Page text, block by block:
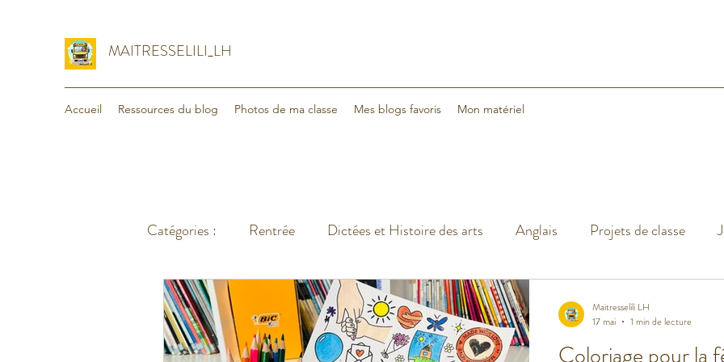
MAITRESSELILI_LH
Accueil Ressources du blog Photos de ma classe Mes blogs favoris Mon matériel
Catégories : Rentrée Dictées et Histoire des arts Anglais Projets de classe
Organisation Voyage - vacances Classe dehors
Coloriage pour la
Maitresselili LH
17 mai
1 min de lecture